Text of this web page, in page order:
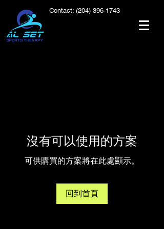
Contact: (204) 396-1743
沒有可以使用的方案
可供購買的方案將在此處顯示。
回到首頁